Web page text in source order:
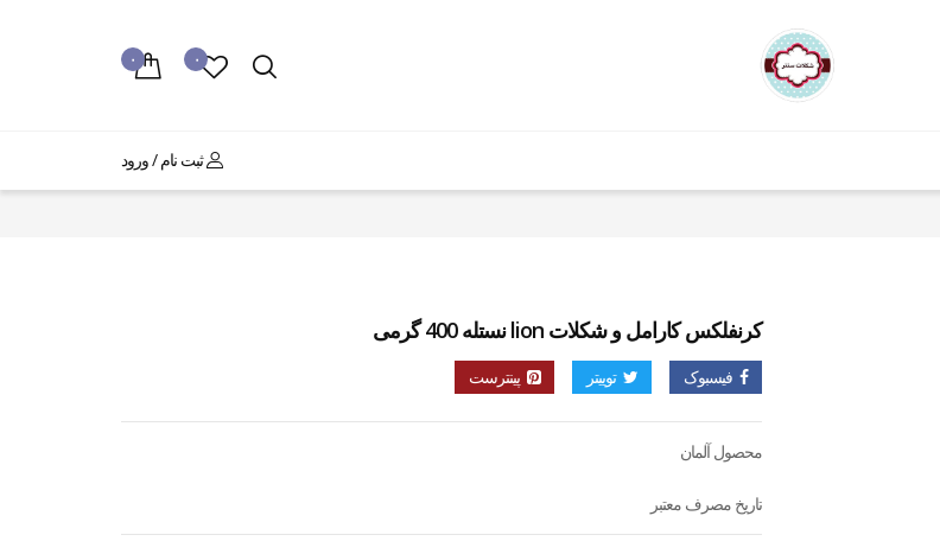
۰ ۰
ثبت نام / ورود
کرنفلکس کارامل و شکلات lion نستله 400 گرمی
فیسبوک توییتر پینترست
محصول آلمان
تاریخ مصرف معتبر